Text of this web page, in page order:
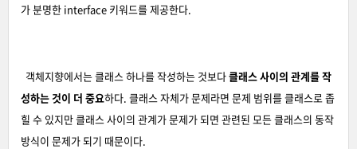
가 분명한 interface 키워드를 제공한다.
객체지향에서는 클래스 하나를 작성하는 것보다클래스 사이의 관계를 작
성하는 것이 더 중요하다. 클래스 자체가 문제라면 문제 범위를 클래스로 좁
힐 수 있지만 클래스 사이의 관계가 문제가 되면 관련된 모든 클래스의 동작
방식이 문제가 되기 때문이다.